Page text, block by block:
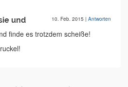
und 10. Feb. 2015 | Antworten
finde es trotzdem scheiße!